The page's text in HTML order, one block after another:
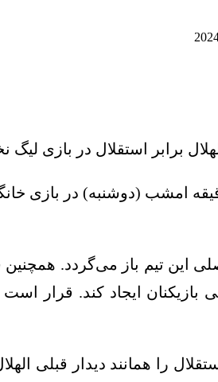
برابر استقلال در بازی لیگ
الهلال عربستان صدرنشین ۹ امتیازی گروه غرب لیگ نخبگان
این تیم باز می‌گردد.
ایجاد کند. قرار
را همانند دیدار قبلی